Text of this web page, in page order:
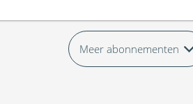
Meer abonnementen